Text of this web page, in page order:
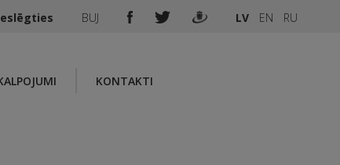
BUJ LV EN RU
KONTAKTI